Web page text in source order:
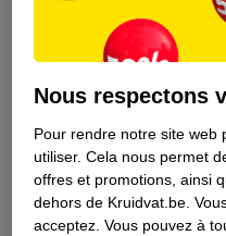
Nous respectons
Pour rendre notre site web
utiliser. Cela nous permet
offres et promotions, ainsi
dehors de Kruidvat.be.
acceptez. Vous pouvez à